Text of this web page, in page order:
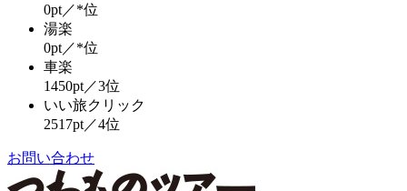
0pt／*位
湯楽
0pt／*位
車楽
1450pt／3位
いい旅クリック
2517pt／4位
お問い合わせ